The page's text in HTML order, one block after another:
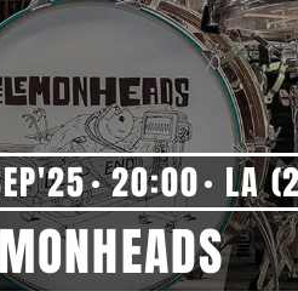
20:00 LA